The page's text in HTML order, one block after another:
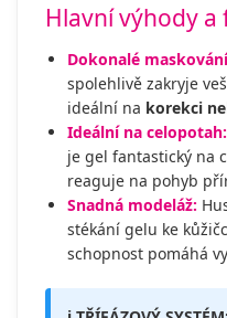
Hlavní výhody a
Dokonalé
spolehlivě zakryje
ideální na korekci
Ideální na celopotah:
je gel fantastický na
reaguje na pohyb
Snadná modeláž:
stékání gelu ke
schopnost pomáhá